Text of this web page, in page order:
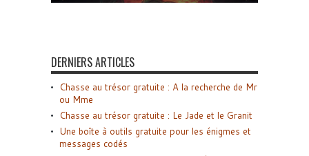
DERNIERS ARTICLES
Chasse au trésor gratuite : A la recherche de Mr
ou Mme
Chasse au trésor gratuite : Le Jade et le Granit
Une boîte à outils gratuite pour les énigmes et
messages codés